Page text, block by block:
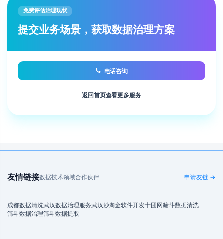
免费评估治理现状
提交业务场景，获取数据治理方案
电话咨询
返回首页查看更多服务
友情链接数据技术领域合作伙伴 申请友链 →
成都数据清洗武汉数据治理服务武汉沙淘金软件开发十团网筛斗数据清洗
筛斗数据治理筛斗数据提取